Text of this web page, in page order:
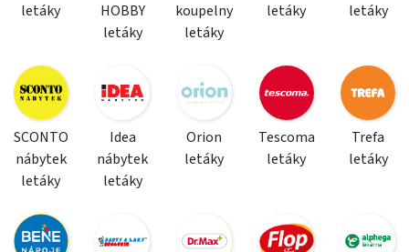
letáky
HOBBY
letáky
koupelny
letáky
letáky
letáky
SCONTO
nábytek
letáky
Idea
nábytek
letáky
Orion
letáky
Tescoma
letáky
Trefa
letáky